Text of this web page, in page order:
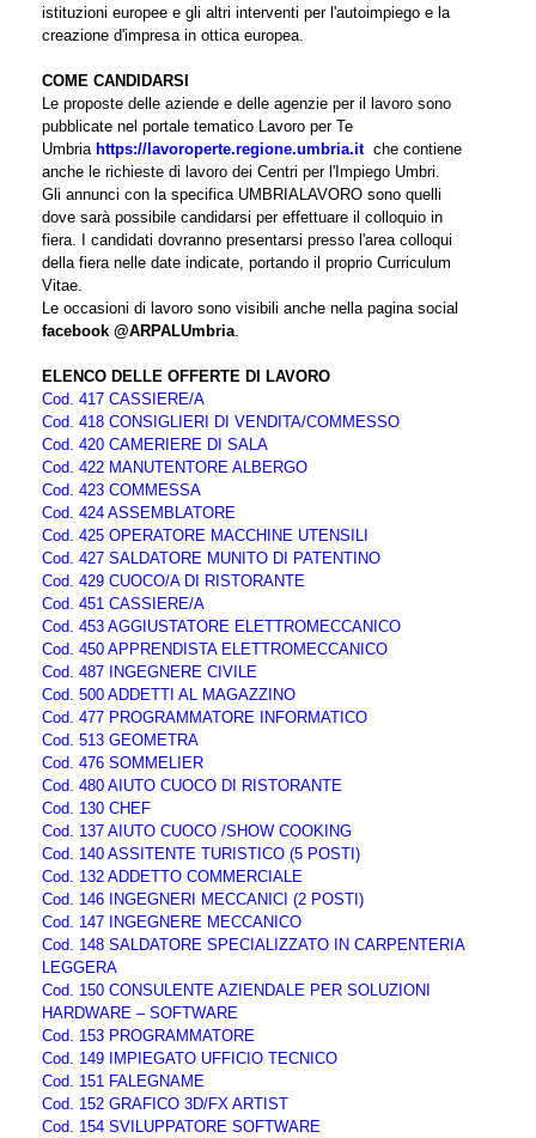
istituzioni europee e gli altri interventi per l'autoimpiego e la
creazione d'impresa in ottica europea.
COME CANDIDARSI
Le proposte delle aziende e delle agenzie per il lavoro sono
pubblicate nel portale tematico Lavoro per Te
Umbria https://lavoroperte.regione.umbria.itche contiene
anche le richieste di lavoro dei Centri per l'Impiego Umbri.
Gli annunci con la specifica UMBRIALAVORO sono quelli
dove sarà possibile candidarsi per effettuare il colloquio in
fiera. I candidati dovranno presentarsi presso l'area colloqui
della fiera nelle date indicate, portando il proprio Curriculum
Vitae.
Le occasioni di lavoro sono visibili anche nella pagina social
facebook @ARPALUmbria
ELENCO DELLE OFFERTE DI LAVORO
Cod. 417 CASSIERE/A
Cod. 418 CONSIGLIERI DI VENDITA/COMMESSO
Cod. 420 CAMERIERE DI SALA
Cod. 422 MANUTENTORE ALBERGO
Cod. 423 COMMESSA
Cod. 424 ASSEMBLATORE
Cod. 425 OPERATORE MACCHINE UTENSILI
Cod. 427 SALDATORE MUNITO DI PATENTINO
Cod. 429 CUOCO/A DI RISTORANTE
Cod. 451 CASSIERE/A
Cod. 453 AGGIUSTATORE ELETTROMECCANICO
Cod. 450 APPRENDISTA ELETTROMECCANICO
Cod. 487 INGEGNERE CIVILE
Cod. 500 ADDETTI AL MAGAZZINO
Cod. 477 PROGRAMMATORE INFORMATICO
Cod. 513 GEOMETRA
Cod. 476 SOMMELIER
Cod. 480 AIUTO CUOCO DI RISTORANTE
Cod. 130 CHEF
Cod. 137 AIUTO CUOCO /SHOW COOKING
Cod. 140 ASSITENTE TURISTICO (5 POSTI)
Cod. 132 ADDETTO COMMERCIALE
Cod. 146 INGEGNERI MECCANICI (2 POSTI)
Cod. 147 INGEGNERE MECCANICO
Cod. 148 SALDATORE SPECIALIZZATO IN CARPENTERIA
LEGGERA
Cod. 150 CONSULENTE AZIENDALE PER SOLUZIONI
HARDWARE – SOFTWARE
Cod. 153 PROGRAMMATORE
Cod. 149 IMPIEGATO UFFICIO TECNICO
Cod. 151 FALEGNAME
Cod. 152 GRAFICO 3D/FX ARTIST
Cod. 154 SVILUPPATORE SOFTWARE